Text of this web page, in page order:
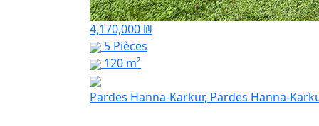
4,170,000 ₪
5 Pièces
120 m²
Pardes Hanna-Karkur, Pardes Hanna-